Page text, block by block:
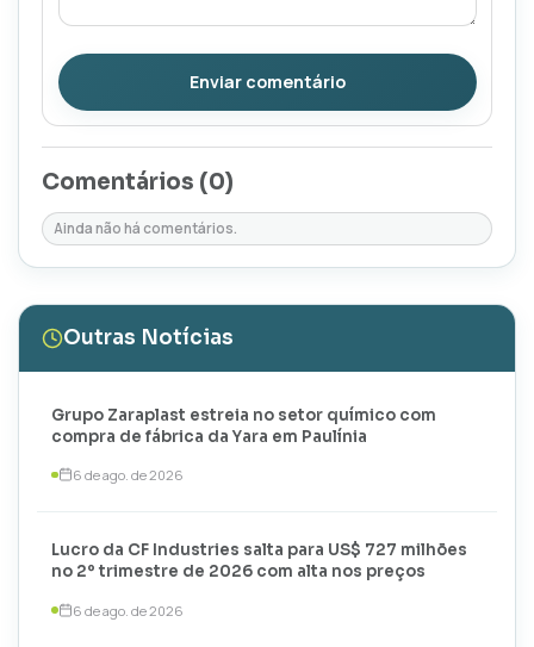
Enviar comentário
Comentários (0)
Ainda não há comentários.
Outras Notícias
Grupo Zaraplast estreia no setor químico com
compra de fábrica da Yara em Paulínia
6 de ago. de 2026
Lucro da CF Industries salta para US$ 727 milhões
no 2º trimestre de 2026 com alta nos preços
6 de ago. de 2026